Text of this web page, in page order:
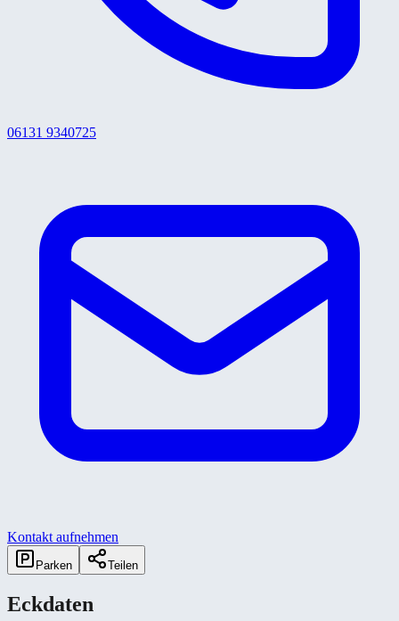
06131 9340725
Kontakt aufnehmen
Parken Teilen
Eckdaten